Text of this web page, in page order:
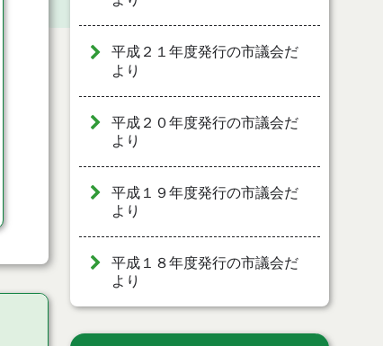
平成２１年度発行の市議会だ
より
平成２０年度発行の市議会だ
より
平成１９年度発行の市議会だ
より
平成１８年度発行の市議会だ
より